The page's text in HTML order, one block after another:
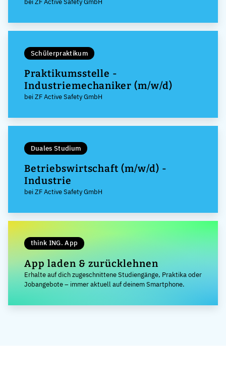
bei ZF Active Safety GmbH
Schülerpraktikum
Praktikumsstelle -
Industriemechaniker (m/w/d)
bei ZF Active Safety GmbH
Duales Studium
Betriebswirtschaft (m/w/d) -
Industrie
bei ZF Active Safety GmbH
think ING. App
App laden & zurücklehnen
Erhalte auf dich zugeschnittene Studiengänge, Praktika oder
Jobangebote – immer aktuell auf deinem Smartphone.